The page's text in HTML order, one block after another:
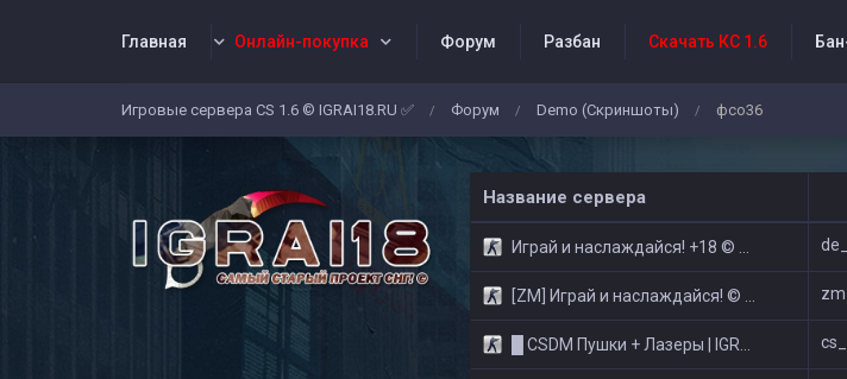
Главная Онлайн-покупка Форум Разбан Скачать КС 1.6
События проекта
Игровые сервера CS 1.6 © IGRAI18.RU ✅ / Форум / Demo (Скриншоты) / фсо36
Название сервера
Играй и наслаждайся! +18 © Public
[ZM] Играй и наслаждайся! © Zombie Show
█ CSDM Пушки + Лазеры | IGRAI18.RU ツ █